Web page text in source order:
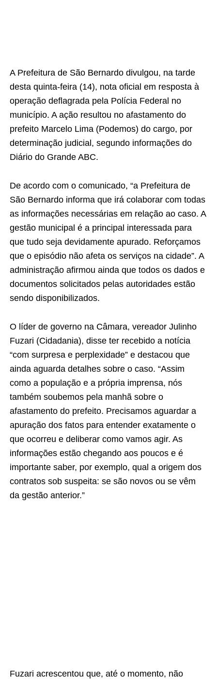
A Prefeitura de São Bernardo divulgou, na tarde
desta quinta-feira (14), nota oficial em resposta à
operação deflagrada pela Polícia Federal no
município. A ação resultou no afastamento do
prefeito Marcelo Lima (Podemos) do cargo, por
determinação judicial, segundo informações do
Diário do Grande ABC.
De acordo com o comunicado, “a Prefeitura de
São Bernardo informa que irá colaborar com todas
as informações necessárias em relação ao caso. A
gestão municipal é a principal interessada para
que tudo seja devidamente apurado. Reforçamos
que o episódio não afeta os serviços na cidade”. A
administração afirmou ainda que todos os dados e
documentos solicitados pelas autoridades estão
sendo disponibilizados.
O líder de governo na Câmara, vereador Julinho
Fuzari (Cidadania), disse ter recebido a notícia
“com surpresa e perplexidade” e destacou que
ainda aguarda detalhes sobre o caso. “Assim
como a população e a própria imprensa, nós
também soubemos pela manhã sobre o
afastamento do prefeito. Precisamos aguardar a
apuração dos fatos para entender exatamente o
que ocorreu e deliberar como vamos agir. As
informações estão chegando aos poucos e é
importante saber, por exemplo, qual a origem dos
contratos sob suspeita: se são novos ou se vêm
da gestão anterior.”
Fuzari acrescentou que, até o momento, não